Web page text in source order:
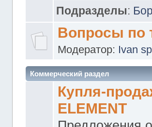
Подразделы:
Вопросы по
Модератор: Ivan
Коммерческий раздел
Купля-
ELEMENT